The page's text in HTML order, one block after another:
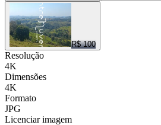
R$ 100
Resolução
4K
Dimensões
4K
Formato
JPG
Licenciar imagem